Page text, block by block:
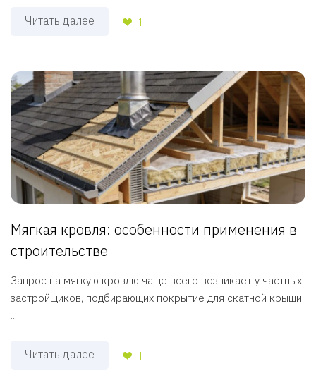
Читать далее 1
Мягкая кровля: особенности применения в
строительстве
Запрос на мягкую кровлю чаще всего возникает у частных
застройщиков, подбирающих покрытие для скатной крыши
...
Читать далее 1